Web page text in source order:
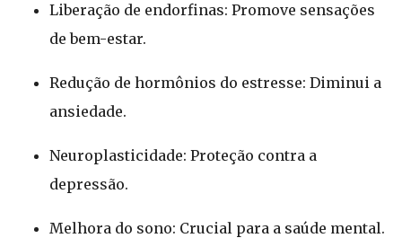
Liberação de endorfinas: Promove sensações
de bem-estar.
Redução de hormônios do estresse: Diminui a
ansiedade.
Neuroplasticidade: Proteção contra a
depressão.
Melhora do sono: Crucial para a saúde mental.